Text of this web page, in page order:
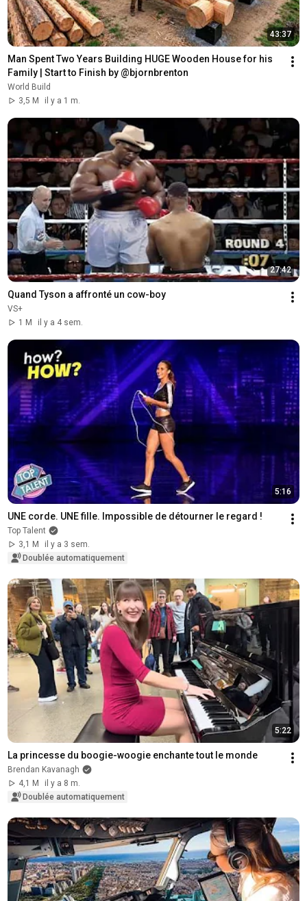
43:37
Man Spent Two Years Building HUGE Wooden House for his
Family | Start to Finish by @bjornbrenton
World Build
3,5 M
il y a 1 m.
27:42
Quand Tyson a affronté un cow-boy
VS+
1 M
il y a 4 sem.
5:16
UNE corde. UNE fille. Impossible de détourner le regard !
Top Talent
3,1 M
il y a 3 sem.
Doublée automatiquement
5:22
La princesse du boogie-woogie enchante tout le monde
Brendan Kavanagh
4,1 M
il y a 8 m.
Doublée automatiquement